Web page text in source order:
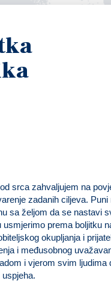
srca zahvaljujem na
zadanih ciljeva. Puni
sa željom da se nastavi
usmjerimo prema boljitku
okupljanja i
i međusobnog
i vjerom svim ljudima